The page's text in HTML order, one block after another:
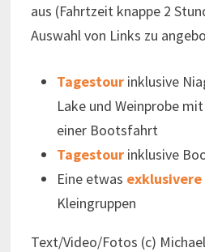
aus (Fahrtzeit knappe 2
Auswahl von Links zu
Tagestourinklusive
Lake und Weinprobe
einer Bootsfahrt
Tagestourinklusive
Eine etwas
Kleingruppen
Text/Video/Fotos (c)